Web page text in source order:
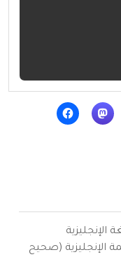
الإنجليزية
الإنجليزية (صحيح